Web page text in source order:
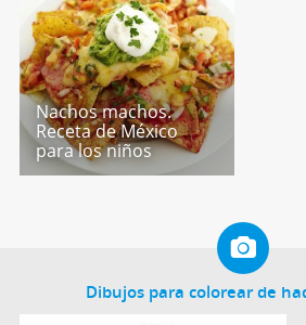
Nachos machos.
Receta de México
para los niños
Dibujos para colorear de